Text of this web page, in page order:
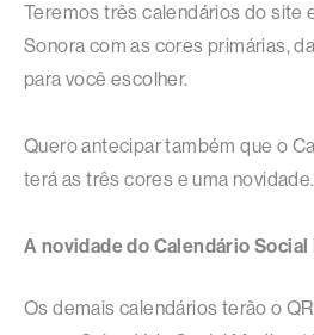
Teremos três calendários do site
Sonora com as cores primárias,
para você escolher.
Quero antecipar também que o
terá as três cores e uma novidade.
A novidade do Calendário Social
Os demais calendários terão o